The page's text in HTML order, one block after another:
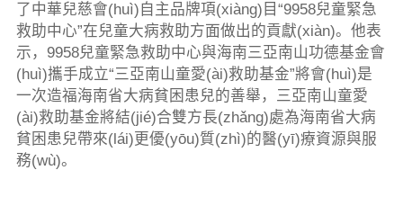
了中華兒慈會(huì)自主品牌項(xiàng)目“9958兒童緊急
救助中心”在兒童大病救助方面做出的貢獻(xiàn)。他表
示，9958兒童緊急救助中心與海南三亞南山功德基金會
(huì)攜手成立“三亞南山童愛(ài)救助基金”將會(huì)是
一次造福海南省大病貧困患兒的善舉，三亞南山童愛
(ài)救助基金將結(jié)合雙方長(zhǎng)處為海南省大病
貧困患兒帶來(lái)更優(yōu)質(zhì)的醫(yī)療資源與服
務(wù)。